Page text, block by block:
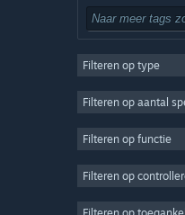
Sim
Strategie
3D
Gratis te
Filteren op type
Filteren op aantal
Filteren op functie
Filteren op